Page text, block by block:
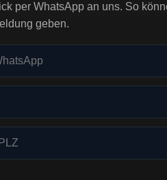
per WhatsApp an uns. So
geben.